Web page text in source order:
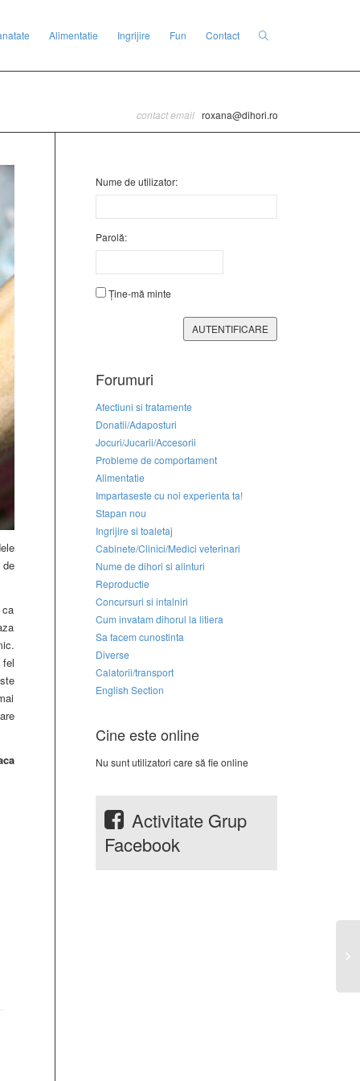
Alimentatie Ingrijire Fun Contact
contact email roxana@dihori.ro
Nume de utilizator:
Parolă:
Ține-mă minte
AUTENTIFICARE
Forumuri
Afectiuni si tratamente
Donatii/Adaposturi
Jocuri/Jucarii/Accesorii
Probleme de comportament
Alimentatie
Impartaseste cu noi experienta ta!
Stapan nou
Ingrijire si toaletaj
Cabinete/Clinici/Medici veterinari
Nume de dihori si alinturi
Reproductie
Concursuri si intalniri
Cum invatam dihorul la litiera
Sa facem cunostinta
Diverse
Calatorii/transport
English Section
Cine este online
Nu sunt utilizatori care să fie online
Activitate Grup
Facebook